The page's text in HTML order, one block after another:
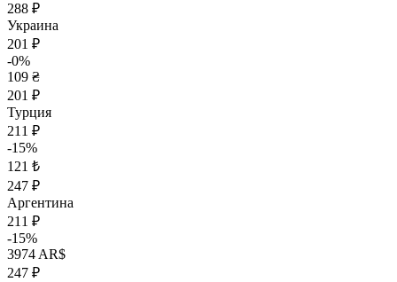
288 ₽
Украина
201 ₽
-0%
109 ₴
201 ₽
Турция
211 ₽
-15%
121 ₺
247 ₽
Аргентина
211 ₽
-15%
3974 AR$
247 ₽